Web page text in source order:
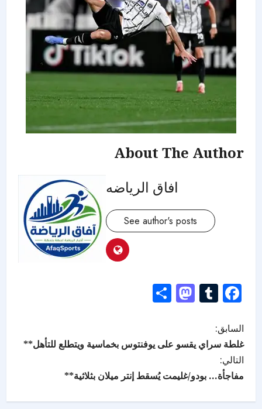
About The Author
افاق الرياضه
See author's posts
Facebook
Tumblr
Mastodon
السابق:
غلطة سراي يقسو على يوفنتوس بخماسية ويتطلع للتأهل**
التالي:
مفاجأة… بودو/غليمت يُسقط إنتر ميلان بثلاثية**